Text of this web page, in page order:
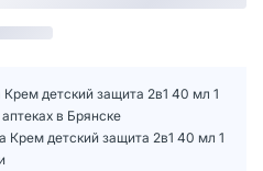
детский защита 2в1 40 мл 1
в Брянске
Крем детский защита 2в1 40 мл 1